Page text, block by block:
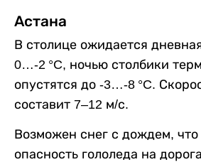
Астана
В столице ожидается
0…-2 °C, ночью столбики
опустятся до -3…-8 °C.
составит 7–12 м/с.
Возможен снег с дождем, что
опасность гололеда на